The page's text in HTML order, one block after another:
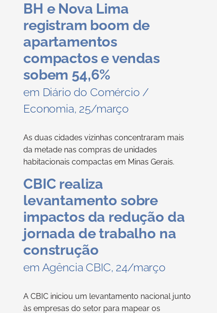
BH e Nova Lima
registram boom de
apartamentos
compactos e vendas
sobem 54,6%
em Diário do Comércio /
Economia, 25/março
As duas cidades vizinhas concentraram mais
da metade nas compras de unidades
habitacionais compactas em Minas Gerais.
CBIC realiza
levantamento sobre
impactos da redução da
jornada de trabalho na
construção
em Agência CBIC, 24/março
A CBIC iniciou um levantamento nacional junto
às empresas do setor para mapear os